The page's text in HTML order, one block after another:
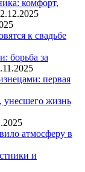
комфорт,
к свадьбе
борьба за
первая
жизнь
атмосферу в
и